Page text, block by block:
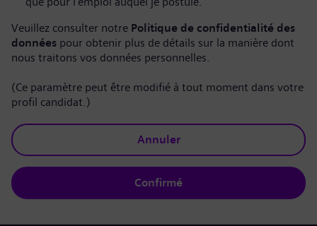
Veuillez consulter notre Politique de confidentialité des
données pour obtenir plus de détails sur la manière dont
nous traitons vos données personnelles.
(Ce paramètre peut être modifié à tout moment dans votre
profil candidat.)
Annuler
Confirmé